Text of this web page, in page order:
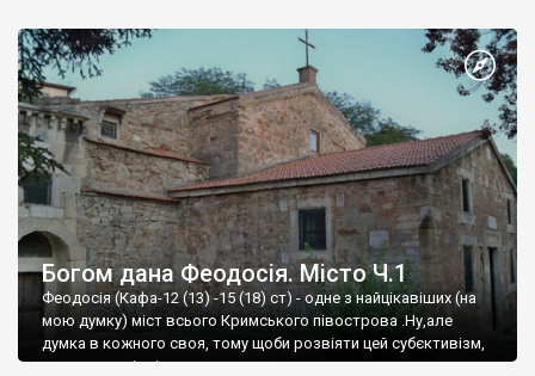
Богом дана Феодосія. Місто Ч.1
Феодосія (Кафа-12 (13) -15 (18) ст) - одне з найцікавіших (на
мою думку) міст всього Кримського півострова .Ну,але
думка в кожного своя, тому щоби розвіяти цей субєктивізм,
запрошую відвідати це